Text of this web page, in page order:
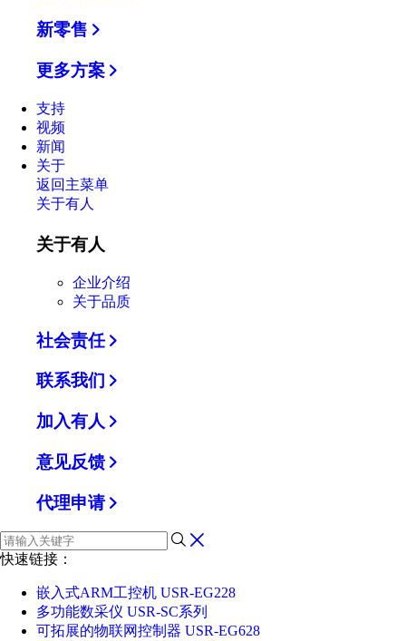
新零售
更多方案
支持
视频
新闻
关于
返回主菜单
关于有人
关于有人
企业介绍
关于品质
社会责任
联系我们
加入有人
意见反馈
代理申请
快速链接：
嵌入式ARM工控机 USR-EG228
多功能数采仪 USR-SC系列
可拓展的物联网控制器 USR-EG628